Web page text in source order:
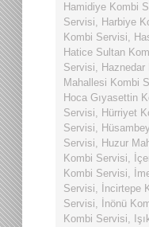
Hamidiye Kombi
Servisi, Harbiye
Kombi Servisi,
Hatice Sultan
Servisi,
Mahallesi Kombi
Hoca Gıyasettin
Servisi, Hürriyet
Servisi,
Servisi, Huzur
Kombi Servisi,
Kombi Servisi,
Servisi, İncirtepe
Servisi, İnönü
Kombi Servisi,